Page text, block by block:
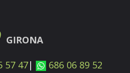
GIRONA
57 47|
686 06 89 52